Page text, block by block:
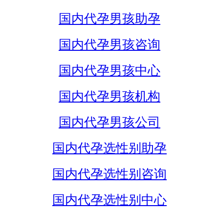
国内代孕男孩助孕
国内代孕男孩咨询
国内代孕男孩中心
国内代孕男孩机构
国内代孕男孩公司
国内代孕选性别助孕
国内代孕选性别咨询
国内代孕选性别中心